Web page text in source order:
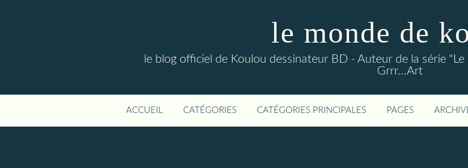
le monde de
le blog officiel de Koulou dessinateur BD - Auteur de la série
Grrr...Art
ACCUEIL CATÉGORIES CATÉGORIES PRINCIPALES PAGES